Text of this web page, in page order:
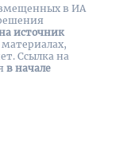
в ИА
источник
Ссылка на
в начале